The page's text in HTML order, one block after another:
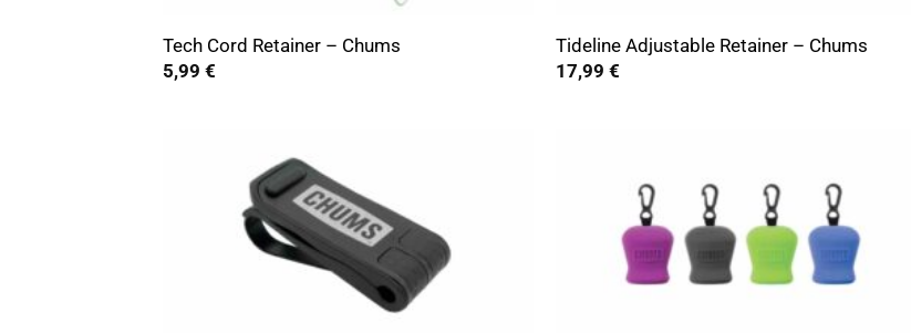
Tech Cord Retainer – Chums
5,99 €
Tideline Adjustable Retainer – Chums
17,99 €